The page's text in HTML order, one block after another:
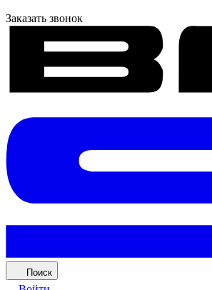
Заказать звонок
Поиск